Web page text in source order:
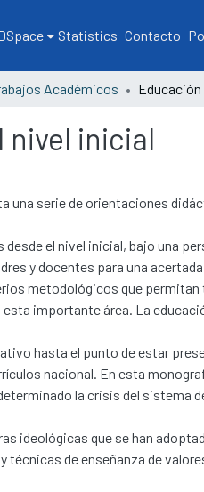
Statistics Contacto
Académicos
nivel inicial
una serie de orientaciones
desde el nivel inicial, bajo una
y docentes para una
metodológicos que
importante área. La
hasta el punto de estar
nacional. En esta
la crisis del sistema
ideológicas que se han
técnicas de enseñanza de